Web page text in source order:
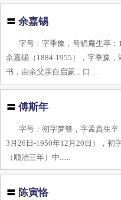
〓余嘉锡
字号：字季豫，号狷庵生卒
余嘉锡（1884-1955），字季豫
书，由余父亲自启蒙，口......
〓傅斯年
字号：初字梦簪，字孟真生
3月26日-1950年12月20日），初
（顺治三年）中......
〓 陈寅恪